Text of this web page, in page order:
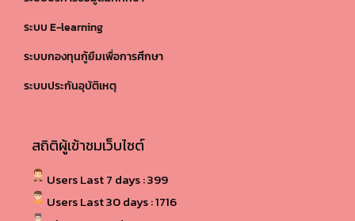
ระบบ E-learning
ระบบกองทุนกู้ยืมเพื่อการศึกษา
ระบบประกันอุบัติเหตุ
สถิติผู้เข้าชมเว็บไซต์
Users Last 7 days : 399
Users Last 30 days : 1716